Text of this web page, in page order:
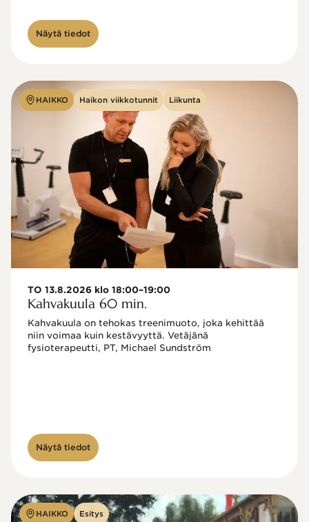
Näytä tiedot
HAIKKO Haikon viikkotunnit Liikunta
TO 13.8.2026 klo 18:00–19:00
Kahvakuula 60 min.
Kahvakuula on tehokas treenimuoto, joka kehittää
niin voimaa kuin kestävyyttä. Vetäjänä
fysioterapeutti, PT, Michael Sundström
Näytä tiedot
HAIKKO Esitys